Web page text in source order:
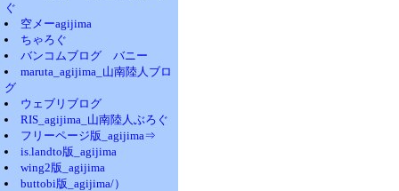
ぐ
空メーagijima
ちゃろぐ
バンコムブログ バニー
maruta_agijima_山南陸人ブロ
グ
ウェブリブログ
RIS_agijima_山南陸人ぶろぐ
フリーページ版_agijima⇒
is.landto版_agijima
wing2版_agijima
buttobi版_agijima/）